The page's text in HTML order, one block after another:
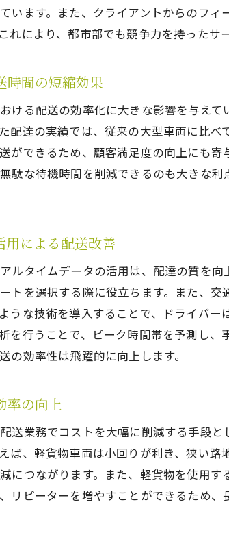
います。また、クライアントからのフ
れにより、都市部でも競争力を持った
時間の短縮効果
ける配送の効率化に大きな影響を与え
配達の実績では、従来の大型車両に比
ができるため、顧客満足度の向上にも
駄な待機時間を削減できるのも大きな
用による配送改善
ルタイムデータの活用は、配達の質を
トを選択する際に役立ちます。また、
うな技術を導入することで、ドライバ
を行うことで、ピーク時間帯を予測し
の効率性は飛躍的に向上します。
率の向上
送業務でコストを大幅に削減する手段
ば、軽貨物車両は小回りが利き、狭い
につながります。また、軽貨物を使用
リピーターを増やすことができるため、